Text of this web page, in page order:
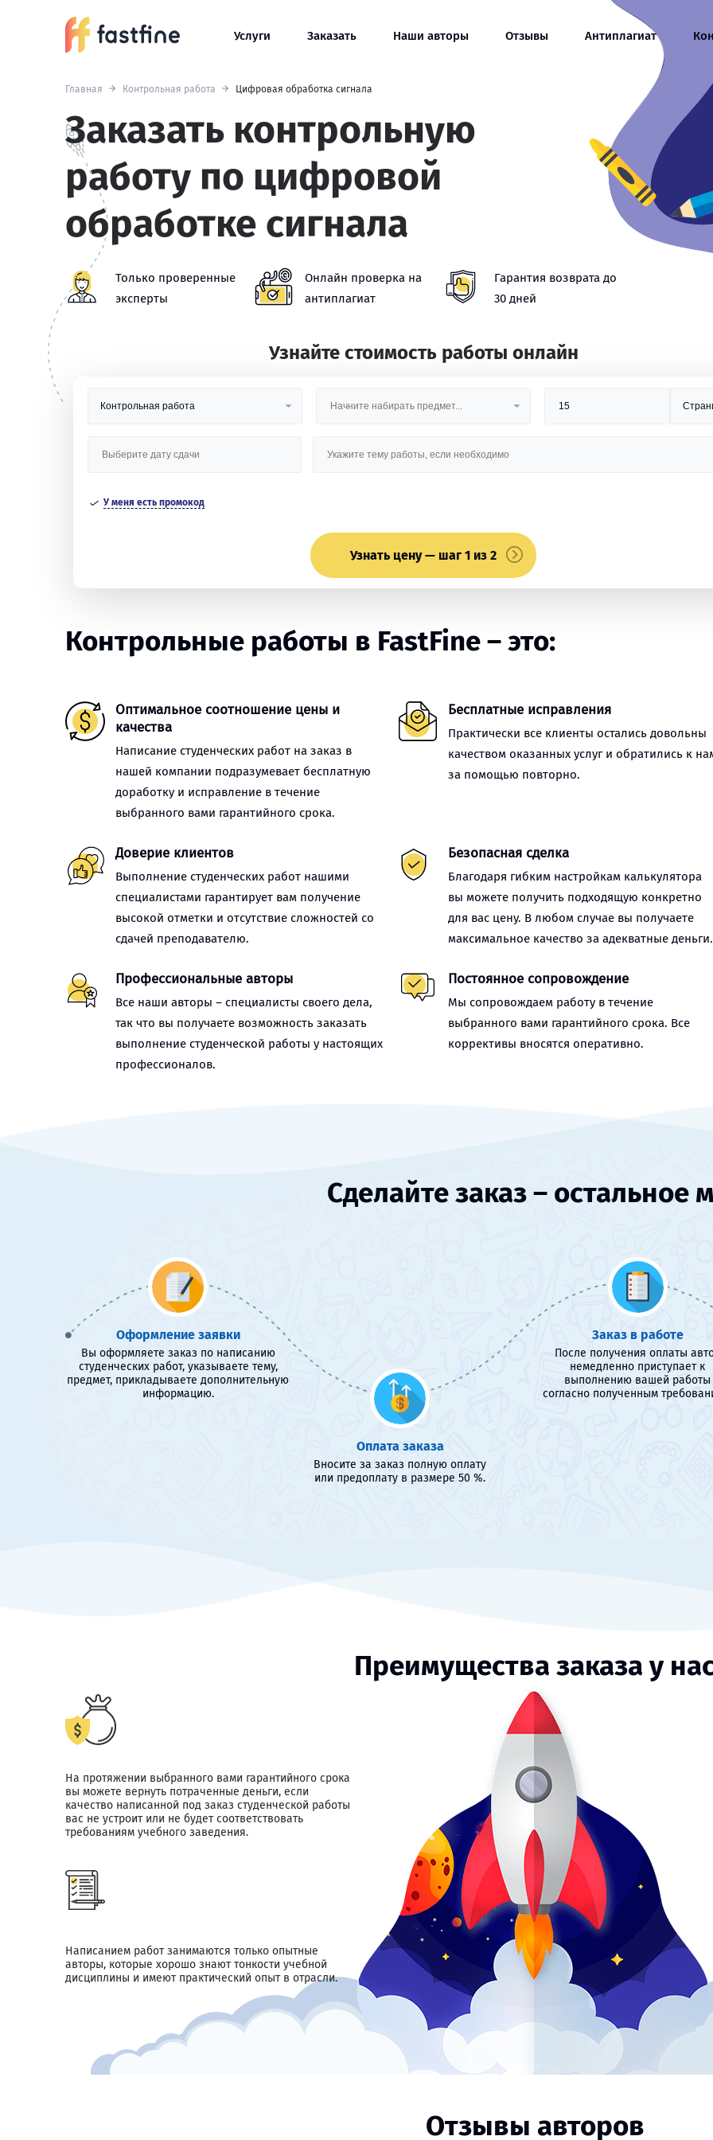
Услуги Заказать Наши авторы Отзывы Антиплагиат
Главная Контрольная работа Цифровая обработка сигнала
Заказать контрольную
работу по цифровой
обработке сигнала
Только проверенные
эксперты
Онлайн проверка на
антиплагиат
Гарантия возврата до
30 дней
Узнайте стоимость работы онлайн
У меня есть промокод
Узнать цену — шаг 1 из 2
Контрольные работы в FastFine – это:
Оптимальное соотношение цены и
качества
Написание студенческих работ на заказ в
нашей компании подразумевает бесплатную
доработку и исправление в течение
выбранного вами гарантийного срока.
Бесплатные исправления
Практически все клиенты остались довольны
качеством оказанных услуг и обратились к
за помощью повторно.
Доверие клиентов
Выполнение студенческих работ нашими
специалистами гарантирует вам получение
высокой отметки и отсутствие сложностей со
сдачей преподавателю.
Безопасная сделка
Благодаря гибким настройкам калькулятора
вы можете получить подходящую конкретно
для вас цену. В любом случае вы получаете
максимальное качество за адекватные деньги.
Профессиональные авторы
Все наши авторы – специалисты своего дела,
так что вы получаете возможность заказать
выполнение студенческой работы у настоящих
профессионалов.
Постоянное сопровождение
Мы сопровождаем работу в течение
выбранного вами гарантийного срока. Все
коррективы вносятся оперативно.
Сделайте заказ – остальное
Оформление заявки
Вы оформляете заказ по написанию
студенческих работ, указываете тему,
предмет, прикладываете дополнительную
информацию.
Оплата заказа
Вносите за заказ полную оплату
или предоплату в размере 50 %.
Заказ в работе
После получения оплаты
немедленно приступает к
выполнению вашей работы
согласно полученным
Преимущества заказа у
На протяжении выбранного вами гарантийного срока
вы можете вернуть потраченные деньги, если
качество написанной под заказ студенческой работы
вас не устроит или не будет соответствовать
требованиям учебного заведения.
Написанием работ занимаются только опытные
авторы, которые хорошо знают тонкости учебной
дисциплины и имеют практический опыт в отрасли.
Отзывы авторов